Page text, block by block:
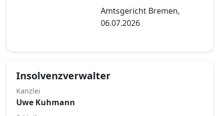
Amtsgericht Bremen,
06.07.2026
Insolvenzverwalter
Kanzlei
Uwe Kuhmann